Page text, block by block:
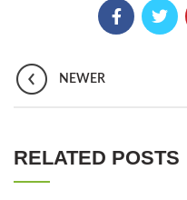
NEWER
RELATED POSTS